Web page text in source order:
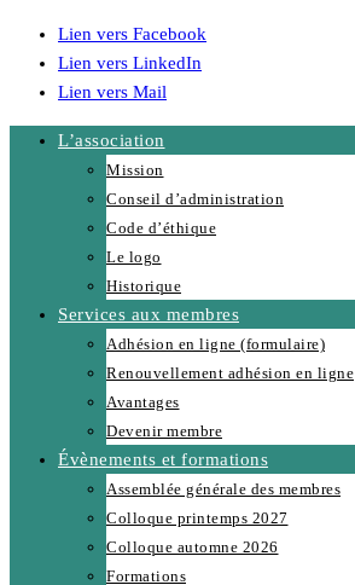
Lien vers Facebook
Lien vers LinkedIn
Lien vers Mail
L’association
Mission
Conseil d’administration
Code d’éthique
Le logo
Historique
Services aux membres
Adhésion en ligne (formulaire)
Renouvellement adhésion en ligne
Avantages
Devenir membre
Évènements et formations
Assemblée générale des membres
Colloque printemps 2027
Colloque automne 2026
Formations